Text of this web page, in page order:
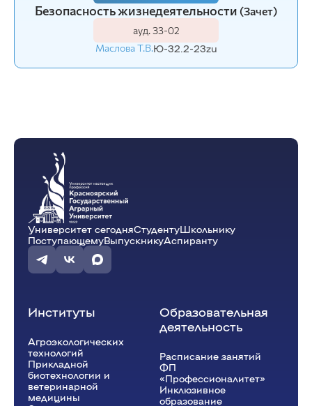
Безопасность жизнедеятельности (Зачет)
ауд. З3-02
Маслова Т.В.Ю-32.2-23zu
Университет сегодняСтудентуШкольнику
ПоступающемуВыпускникуАспиранту
Институты
Агроэкологических
технологий
Прикладной
биотехнологии и
ветеринарной
медицины
Образовательная
деятельность
Расписание занятий
ФП
«Профессионалитет»
Инклюзивное
образование